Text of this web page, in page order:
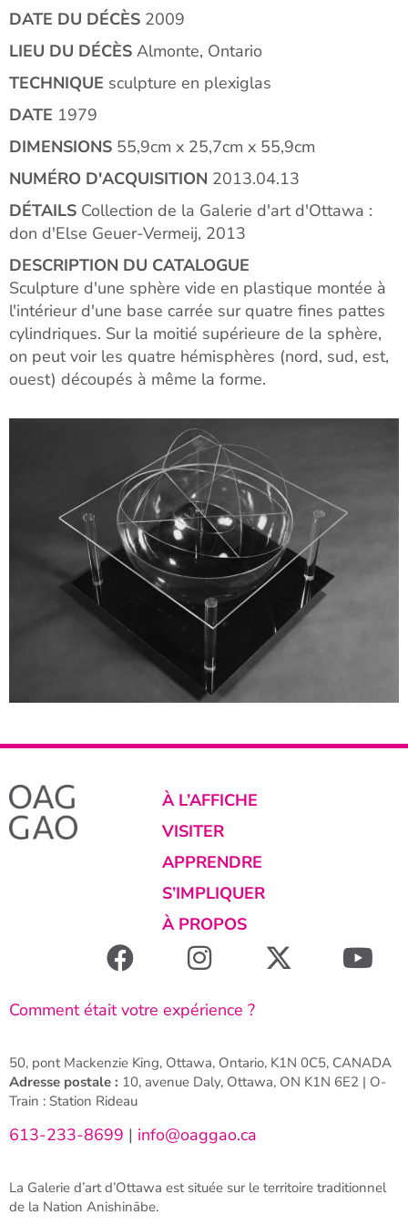
DATE DU DÉCÈS 2009
LIEU DU DÉCÈS Almonte, Ontario
TECHNIQUE sculpture en plexiglas
DATE 1979
DIMENSIONS 55,9cm x 25,7cm x 55,9cm
NUMÉRO D'ACQUISITION 2013.04.13
DÉTAILS Collection de la Galerie d'art d'Ottawa :
don d'Else Geuer-Vermeij, 2013
DESCRIPTION DU CATALOGUE
Sculpture d'une sphère vide en plastique montée à
l'intérieur d'une base carrée sur quatre fines pattes
cylindriques. Sur la moitié supérieure de la sphère,
on peut voir les quatre hémisphères (nord, sud, est,
ouest) découpés à même la forme.
À L’AFFICHE
VISITER
APPRENDRE
S’IMPLIQUER
À PROPOS
Comment était votre expérience ?
50, pont Mackenzie King, Ottawa, Ontario, K1N 0C5, CANADA
Adresse postale : 10, avenue Daly, Ottawa, ON K1N 6E2 | O-
Train : Station Rideau
613-233-8699 | info@oaggao.ca
La Galerie d’art d’Ottawa est située sur le territoire traditionnel
de la Nation Anishinābe.